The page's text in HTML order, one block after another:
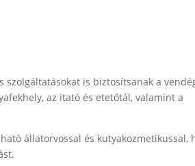
szolgáltatásokat is biztosítsanak a
az itató és etetőtál, valamint a
állatorvossal és kutyakozmetikussal,